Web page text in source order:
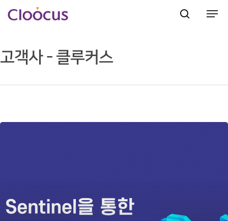
Hit enter to search or ESC to close
고객사 - 클루커스